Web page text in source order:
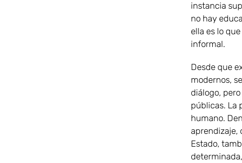
instancia
no hay
ella es lo
informal.
Desde que
modernos,
diálogo,
públicas. La
humano.
aprendizaje,
Estado,